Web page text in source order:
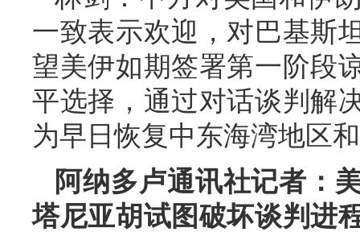
一致表示欢迎，对巴基斯
望美伊如期签署第一阶段
平选择，通过对话谈判解
为早日恢复中东海湾地区
阿纳多卢通讯社记者：
塔尼亚胡试图破坏谈判进